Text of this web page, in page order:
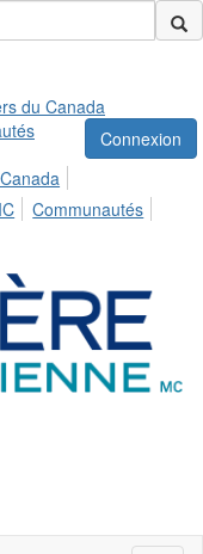
du Canada
Connexion
Communautés